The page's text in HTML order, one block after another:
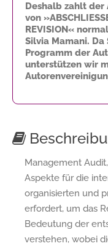
Deshalb zahlt
von
REVISION«
Silvia Mamani.
Programm der
unterstützen wir
Management
Aspekte für die
organisierten und
erfordert, um das
Bedeutung der
verstehen, wobei